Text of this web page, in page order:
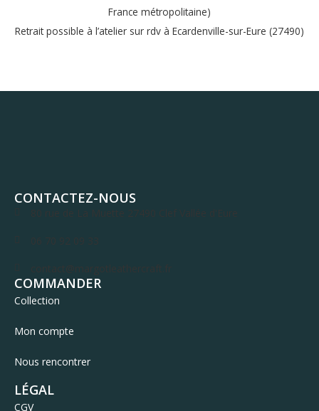
France métropolitaine)
Retrait possible à l’atelier sur rdv à Ecardenville-sur-Eure (27490)
CONTACTEZ-NOUS
80 rue de La Muette 27490 Clef Vallée d'Eure
06 70 92 09 33
contact@margotleathercraft.fr
COMMANDER
Collection
Mon compte
Nous rencontrer
LÉGAL
CGV